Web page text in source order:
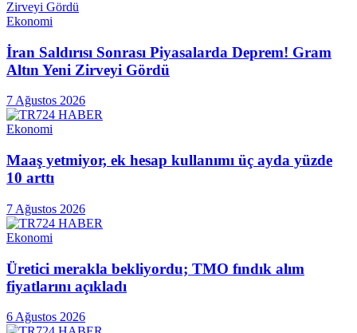
Ekonomi
İran Saldırısı Sonrası Piyasalarda Deprem! Gram
Altın Yeni Zirveyi Gördü
7 Ağustos 2026
Ekonomi
Maaş yetmiyor, ek hesap kullanımı üç ayda yüzde
10 arttı
7 Ağustos 2026
Ekonomi
Üretici merakla bekliyordu; TMO fındık alım
fiyatlarını açıkladı
6 Ağustos 2026